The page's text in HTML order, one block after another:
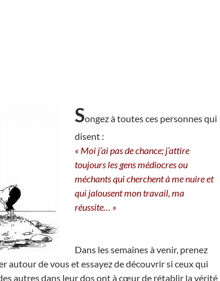
Songez à toutes ces personnes qui
disent :
« Moi j’ai pas de chance; j’attire
toujours les gens médiocres ou
méchants qui cherchent à me nuire et
qui jalousent mon travail, ma
réussite… »
Dans les semaines à venir, prenez
autour de vous et essayez de découvrir si ceux qui
autres dans leur dos ont à cœur de rétablir la vérité